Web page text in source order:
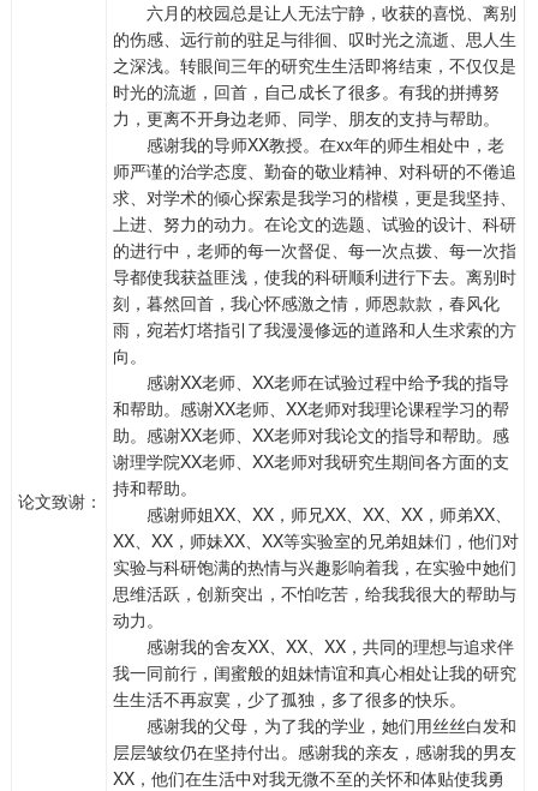
论文致谢：
六月的校园总是让人无法宁静，收获的喜悦、离别
的伤感、远行前的驻足与徘徊、叹时光之流逝、思人生
之深浅。转眼间三年的研究生生活即将结束，不仅仅是
时光的流逝，回首，自己成长了很多。有我的拼搏努
力，更离不开身边老师、同学、朋友的支持与帮助。
感谢我的导师XX教授。在xx年的师生相处中，老
师严谨的治学态度、勤奋的敬业精神、对科研的不倦追
求、对学术的倾心探索是我学习的楷模，更是我坚持、
上进、努力的动力。在论文的选题、试验的设计、科研
的进行中，老师的每一次督促、每一次点拨、每一次指
导都使我获益匪浅，使我的科研顺利进行下去。离别时
刻，暮然回首，我心怀感激之情，师恩款款，春风化
雨，宛若灯塔指引了我漫漫修远的道路和人生求索的方
向。
感谢XX老师、XX老师在试验过程中给予我的指导
和帮助。感谢XX老师、XX老师对我理论课程学习的帮
助。感谢XX老师、XX老师对我论文的指导和帮助。感
谢理学院XX老师、XX老师对我研究生期间各方面的支
持和帮助。
感谢师姐XX、XX，师兄XX、XX、XX，师弟XX、
XX、XX，师妹XX、XX等实验室的兄弟姐妹们，他们对
实验与科研饱满的热情与兴趣影响着我，在实验中她们
思维活跃，创新突出，不怕吃苦，给我我很大的帮助与
动力。
感谢我的舍友XX、XX、XX，共同的理想与追求伴
我一同前行，闺蜜般的姐妹情谊和真心相处让我的研究
生生活不再寂寞，少了孤独，多了很多的快乐。
感谢我的父母，为了我的学业，她们用丝丝白发和
层层皱纹仍在坚持付出。感谢我的亲友，感谢我的男友
XX，他们在生活中对我无微不至的关怀和体贴使我勇